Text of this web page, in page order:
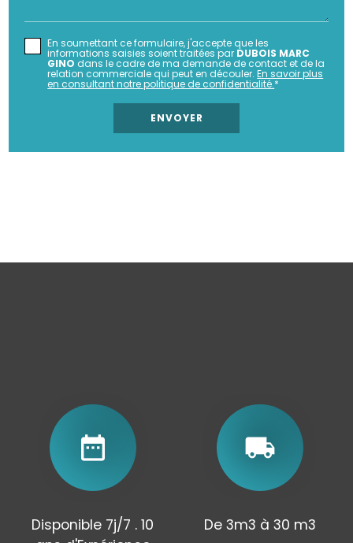
En soumettant ce formulaire, j'accepte que les
informations saisies soient traitées par DUBOIS MARC
GINO dans le cadre de ma demande de contact et de la
relation commerciale qui peut en découler.En savoir plus
en consultant notre politique de confidentialité.*
date_range
Disponible 7j/7 . 10
local_shipping
De 3m3 à 30 m3